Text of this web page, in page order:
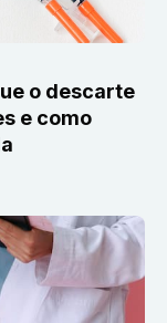
o descarte
e como